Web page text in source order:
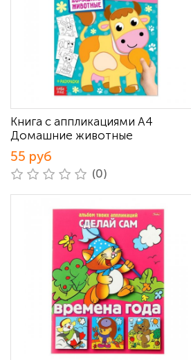
Книга с аппликациями А4
Домашние животные
55 руб
(0)